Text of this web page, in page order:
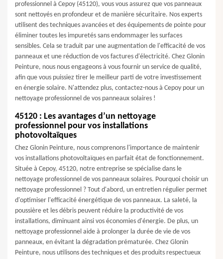
professionnel à Cepoy (45120), vous vous assurez que vos panneaux
sont nettoyés en profondeur et de manière sécuritaire. Nos experts
utilisent des techniques avancées et des équipements de pointe pour
éliminer toutes les impuretés sans endommager les surfaces
sensibles. Cela se traduit par une augmentation de l'efficacité de vos
panneaux et une réduction de vos factures d'électricité. Chez Glonin
Peinture, nous nous engageons à vous fournir un service de qualité,
afin que vous puissiez tirer le meilleur parti de votre investissement
en énergie solaire. N'attendez plus, contactez-nous à Cepoy pour un
nettoyage professionnel de vos panneaux solaires !
45120 : Les avantages d’un nettoyage
professionnel pour vos installations
photovoltaïques
Chez Glonin Peinture, nous comprenons l'importance de maintenir
vos installations photovoltaïques en parfait état de fonctionnement.
Située à Cepoy, 45120, notre entreprise se spécialise dans le
nettoyage professionnel de vos panneaux solaires. Pourquoi choisir un
nettoyage professionnel ? Tout d'abord, un entretien régulier permet
d'optimiser l'efficacité énergétique de vos panneaux. La saleté, la
poussière et les débris peuvent réduire la productivité de vos
installations, diminuant ainsi vos économies d'énergie. De plus, un
nettoyage professionnel aide à prolonger la durée de vie de vos
panneaux, en évitant la dégradation prématurée. Chez Glonin
Peinture, nous utilisons des techniques et des produits respectueux